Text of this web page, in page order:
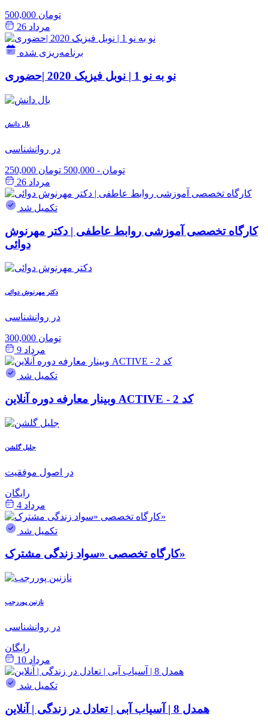
500,000 تومان
مرداد 26
برنامه‌ریزی شده
نو به نو 1 | نوبل فیزیک 2020 |حضوری
بال دانش
در روانشناسی
250,000 تومان - 500,000 تومان
مرداد 26
تکمیل شد
کارگاه تخصصی آموزشی روابط عاطفی | دکتر مهرنوش
دوائی
دکتر مهرنوش دوائی
در روانشناسی
300,000 تومان
مرداد 9
تکمیل شد
وبینار معارفه دوره آنلاین ACTIVE - کد 2
جلیل گلشن
در اصول موفقیت
رایگان
مرداد 4
تکمیل شد
کارگاه تخصصی «سواد زندگی مشترک»
نازنین پوررجب
در روانشناسی
رایگان
مرداد 10
تکمیل شد
همدل 8 | آسیاب آبی | تعادل در زندگی | آنلاین